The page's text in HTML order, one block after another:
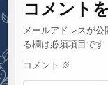
ゲ
ー
シ
ョ
コメント
メールアドレスが公
る欄は必須項目です
コメント ※